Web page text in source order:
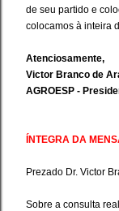
de seu partido e
colocamos à inteira
Atenciosamente,
Victor Branco de
AGROESP -
ÍNTEGRA DA
Prezado Dr. Victor
Sobre a consulta